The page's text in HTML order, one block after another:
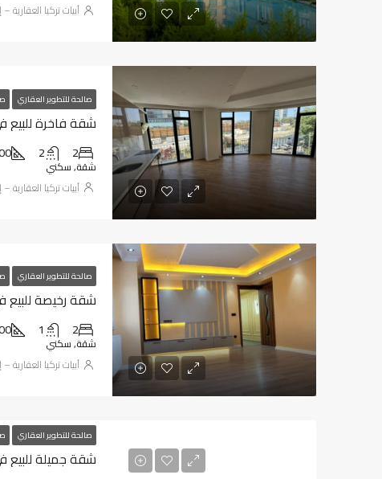
أبيات تركيا العقارية
صالحة للتطوير العقاري
شقة فاخرة للبيع
2
2
شقة, سكني
أبيات تركيا العقارية
صالحة للتطوير العقاري
شقة رخيصة للبيع
2
1
شقة, سكني
أبيات تركيا العقارية
صالحة للتطوير العقاري
شقة جميلة للبيع